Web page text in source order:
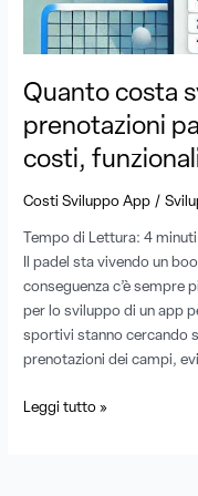
Quanto costa
prenotazioni
costi,
Costi Sviluppo App /
Tempo di Lettura:4 minuti
Il padel sta vivendo un
conseguenza c’è sempre
per lo sviluppo di un app
sportivi stanno cercando
prenotazioni dei campi,
Guida
completa
costi,
funzionalità
e
tecnologie
Leggi tutto »